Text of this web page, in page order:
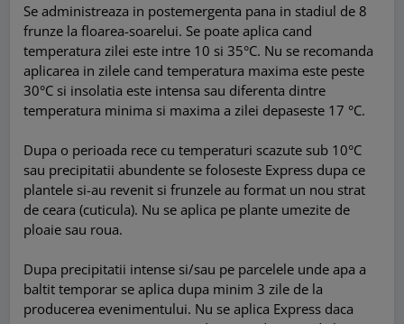
Se administreaza in postemergenta pana in stadiul de 8
frunze la floarea-soarelui. Se poate aplica cand
temperatura zilei este intre 10 si 35°C. Nu se recomanda
aplicarea in zilele cand temperatura maxima este peste
30°C si insolatia este intensa sau diferenta dintre
temperatura minima si maxima a zilei depaseste 17 °C.
Dupa o perioada rece cu temperaturi scazute sub 10°C
sau precipitatii abundente se foloseste Express dupa ce
plantele si-au revenit si frunzele au format un nou strat
de ceara (cuticula). Nu se aplica pe plante umezite de
ploaie sau roua.
Dupa precipitatii intense si/sau pe parcelele unde apa a
baltit temporar se aplica dupa minim 3 zile de la
producerea evenimentului. Nu se aplica Express daca